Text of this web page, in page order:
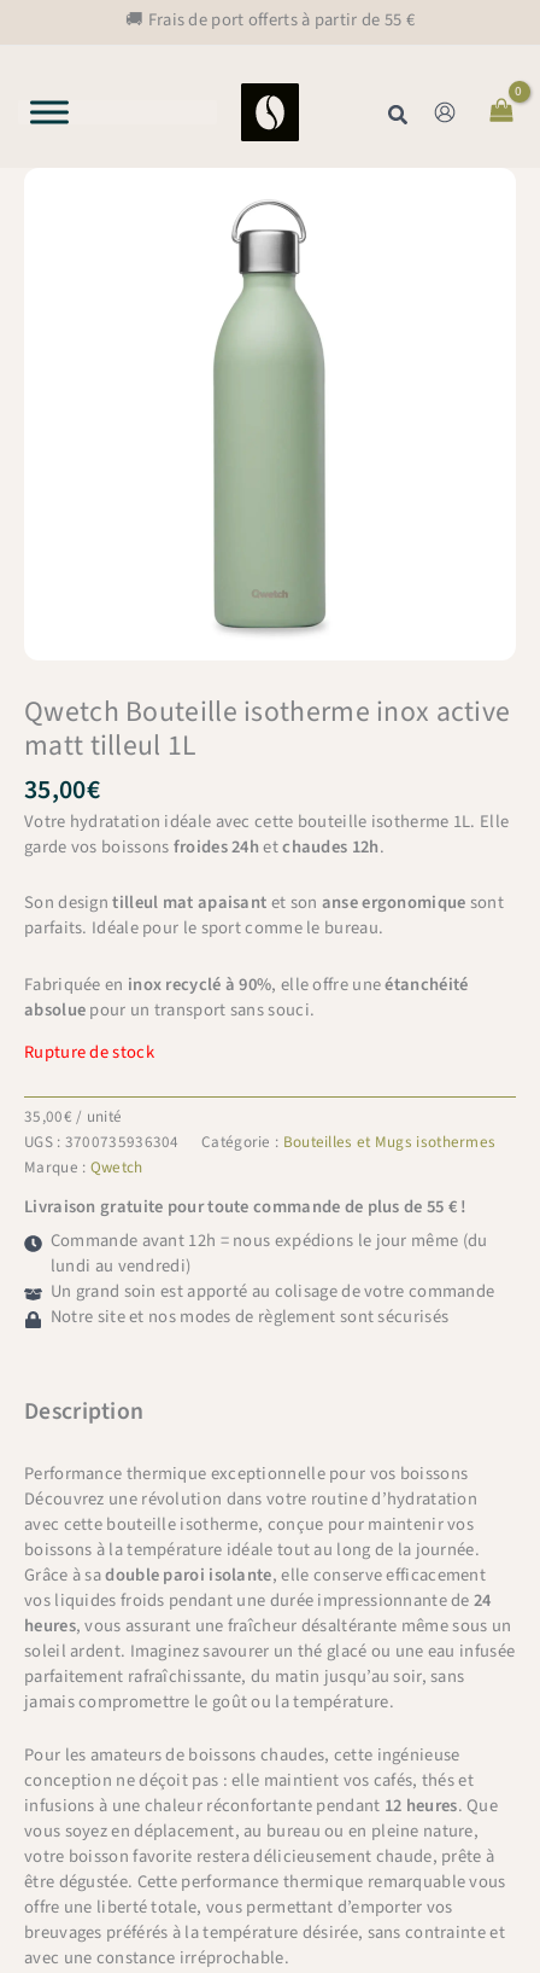
🚚 Frais de port offerts à partir de 55 €
Rechercher
Qwetch Bouteille isotherme inox active
matt tilleul 1L
35,00€
Votre hydratation idéale avec cette bouteille isotherme 1L. Elle
garde vos boissonsfroides 24hetchaudes 12h.
Son designtilleul mat apaisantet son anse ergonomiquesont
parfaits. Idéale pour le sport comme le bureau.
Fabriquée en inox recyclé à 90%, elle offre uneétanchéité
absoluepour un transport sans souci.
Rupture de stock
35,00€ / unité
UGS : 3700735936304 Catégorie : Bouteilles et Mugs isothermes
Marque : Qwetch
Livraison gratuite pour toute commande de plus de 55 € !
Commande avant 12h = nous expédions le jour même (du
lundi au vendredi)
Un grand soin est apporté au colisage de votre commande
Notre site et nos modes de règlement sont sécurisés
Description
Performance thermique exceptionnelle pour vos boissons
Découvrez une révolution dans votre routine d’hydratation
avec cette bouteille isotherme, conçue pour maintenir vos
boissons à la température idéale tout au long de la journée.
Grâce à sadouble paroi isolante, elle conserve efficacement
vos liquides froids pendant une durée impressionnante de24
heures, vous assurant une fraîcheur désaltérante même sous un
soleil ardent. Imaginez savourer un thé glacé ou une eau infusée
parfaitement rafraîchissante, du matin jusqu’au soir, sans
jamais compromettre le goût ou la température.
Pour les amateurs de boissons chaudes, cette ingénieuse
conception ne déçoit pas : elle maintient vos cafés, thés et
infusions à une chaleur réconfortante pendant 12 heures. Que
vous soyez en déplacement, au bureau ou en pleine nature,
votre boisson favorite restera délicieusement chaude, prête à
être dégustée. Cette performance thermique remarquable vous
offre une liberté totale, vous permettant d’emporter vos
breuvages préférés à la température désirée, sans contrainte et
avec une constance irréprochable.